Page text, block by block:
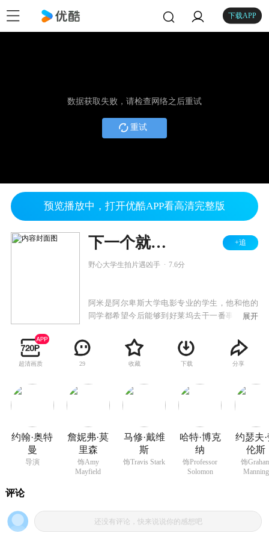
下载APP
数据获取失败，请检查网络之后重试
重试
预览播放中，打开优酷APP看高清完整版
下一个就是你2 +追
野心大学生拍片遇凶手 7.6分
阿米是阿尔卑斯大学电影专业的学生，他和他的
同学都希望今后能够到好莱坞去干一番事业，而
争取竞争校园“希区柯克电影奖”，就在他们雄心
勃勃的要将这部实习作品做好的时候，剧组工作
人员却一个一个被害了，阿米调查发现有一只黑
一个可能就是他……
展开
超清画质 29 收藏 下载 分享
约翰·奥特
曼
导演
詹妮弗·莫
里森
饰Amy
Mayfield
马修·戴维
斯
饰Travis Stark
哈特·博克
纳
饰Professor
Solomon
约瑟夫
伦斯
饰
Manning